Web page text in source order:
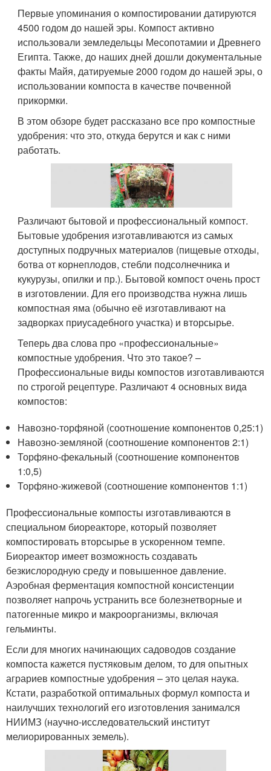
Первые упоминания о компостировании датируются
4500 годом до нашей эры. Компост активно
использовали земледельцы Месопотамии и Древнего
Египта. Также, до наших дней дошли документальные
факты Майя, датируемые 2000 годом до нашей эры, о
использовании компоста в качестве почвенной
прикормки.
В этом обзоре будет рассказано все про компостные
удобрения: что это, откуда берутся и как с ними
работать.
Различают бытовой и профессиональный компост.
Бытовые удобрения изготавливаются из самых
доступных подручных материалов (пищевые отходы,
ботва от корнеплодов, стебли подсолнечника и
кукурузы, опилки и пр.). Бытовой компост очень прост
в изготовлении. Для его производства нужна лишь
компостная яма (обычно её изготавливают на
задворках приусадебного участка) и вторсырье.
Теперь два слова про «профессиональные»
компостные удобрения. Что это такое? –
Профессиональные виды компостов изготавливаются
по строгой рецептуре. Различают 4 основных вида
компостов:
Навозно-торфяной (соотношение компонентов 0,25:1)
Навозно-земляной (соотношение компонентов 2:1)
Торфяно-фекальный (соотношение компонентов
1:0,5)
Торфяно-жижевой (соотношение компонентов 1:1)
Профессиональные компосты изготавливаются в
специальном биореакторе, который позволяет
компостировать вторсырье в ускоренном темпе.
Биореактор имеет возможность создавать
безкислородную среду и повышенное давление.
Аэробная ферментация компостной консистенции
позволяет напрочь устранить все болезнетворные и
патогенные микро и макроорганизмы, включая
гельминты.
Если для многих начинающих садоводов создание
компоста кажется пустяковым делом, то для опытных
аграриев компостные удобрения – это целая наука.
Кстати, разработкой оптимальных формул компоста и
наилучших технологий его изготовления занимался
НИИМЗ (научно-исследовательский институт
мелиорированных земель).